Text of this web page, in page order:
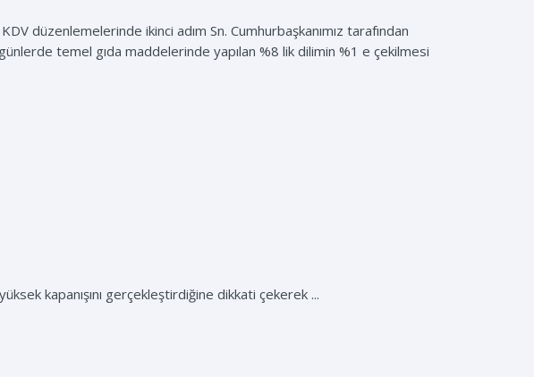
düzenlemelerinde ikinci adım Sn. Cumhurbaşkanımız tarafından
temel gıda maddelerinde yapılan %8 lik dilimin %1 e çekilmesi
kapanışını gerçekleştirdiğine dikkati çekerek ...